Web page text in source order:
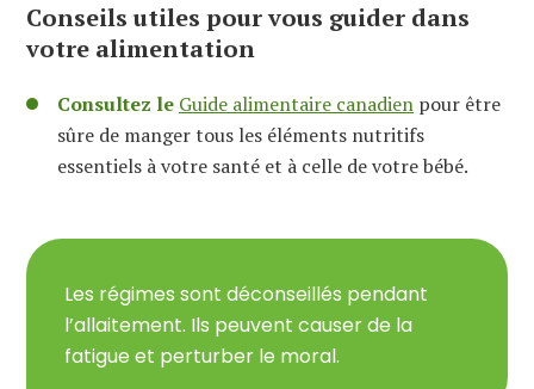
Conseils utiles pour vous guider dans
votre alimentation
Consultez le Guide alimentaire canadien pour être
sûre de manger tous les éléments nutritifs
essentiels à votre santé et à celle de votre bébé.
Les régimes sont déconseillés pendant
l’allaitement. Ils peuvent causer de la
fatigue et perturber le moral.